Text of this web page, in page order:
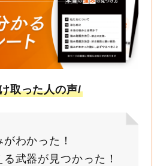
取った人の声/
わかった！
武器が見つかった！